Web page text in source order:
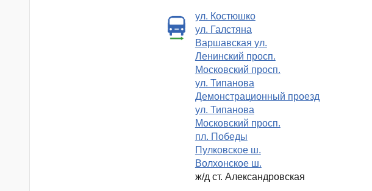
ул. Костюшко
ул. Галстяна
Варшавская ул.
Ленинский просп.
Московский просп.
ул. Типанова
Демонстрационный проезд
ул. Типанова
Московский просп.
пл. Победы
Пулковское ш.
Волхонское ш.
ж/д ст. Александровская